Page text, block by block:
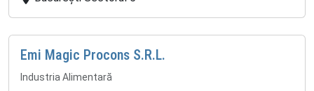
Emi Magic Procons S.R.L.
Industria Alimentară